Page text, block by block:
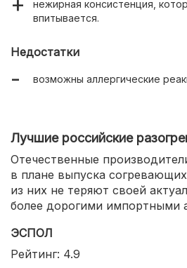
нежирная консистенция,
впитывается.
Недостатки
возможны аллергические
Лучшие российские
Отечественные
в плане выпуска
из них не теряют своей
более дорогими импортными
ЭСПОЛ
Рейтинг: 4.9